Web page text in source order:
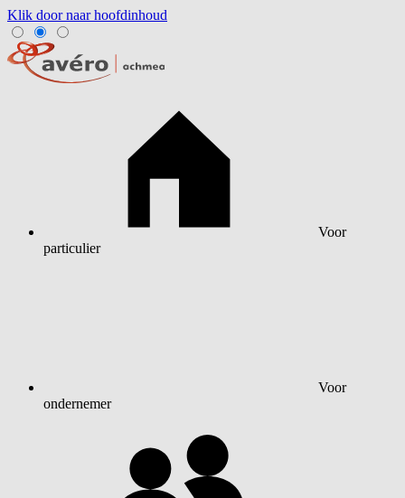
Klik door naar hoofdinhoud
Voor
particulier
Voor
ondernemer